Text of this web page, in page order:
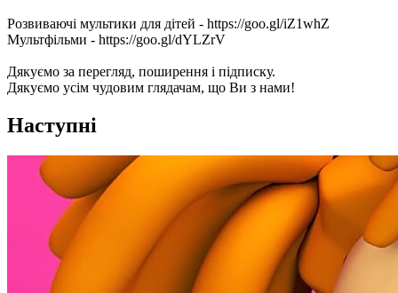
Розвиваючі мультики для дітей - https://goo.gl/iZ1whZ
Мультфільми - https://goo.gl/dYLZrV
Дякуємо за перегляд, поширення і підписку.
Дякуємо усім чудовим глядачам, що Ви з нами!
Наступні